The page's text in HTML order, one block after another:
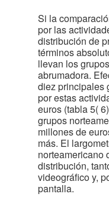
Si la
por las
distribución de
términos
llevan los
abrumadora.
diez principales
por estas
euros (tabla 5( 6)
grupos
millones de
más. El
norteamericano
distribución,
videográfico y,
pantalla.